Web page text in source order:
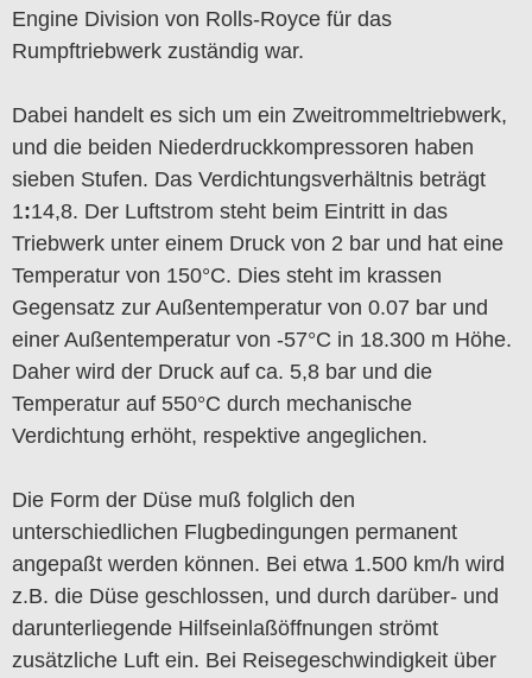
Engine Division von Rolls-Royce für das
Rumpftriebwerk zuständig war.
Dabei handelt es sich um ein Zweitrommeltriebwerk,
und die beiden Niederdruckkompressoren haben
sieben Stufen. Das Verdichtungsverhältnis beträgt
1:14,8. Der Luftstrom steht beim Eintritt in das
Triebwerk unter einem Druck von 2 bar und hat eine
Temperatur von 150°C. Dies steht im krassen
Gegensatz zur Außentemperatur von 0.07 bar und
einer Außentemperatur von -57°C in 18.300 m Höhe.
Daher wird der Druck auf ca. 5,8 bar und die
Temperatur auf 550°C durch mechanische
Verdichtung erhöht, respektive angeglichen.
Die Form der Düse muß folglich den
unterschiedlichen Flugbedingungen permanent
angepaßt werden können. Bei etwa 1.500 km/h wird
z.B. die Düse geschlossen, und durch darüber- und
darunterliegende Hilfseinlaßöffnungen strömt
zusätzliche Luft ein. Bei Reisegeschwindigkeit über